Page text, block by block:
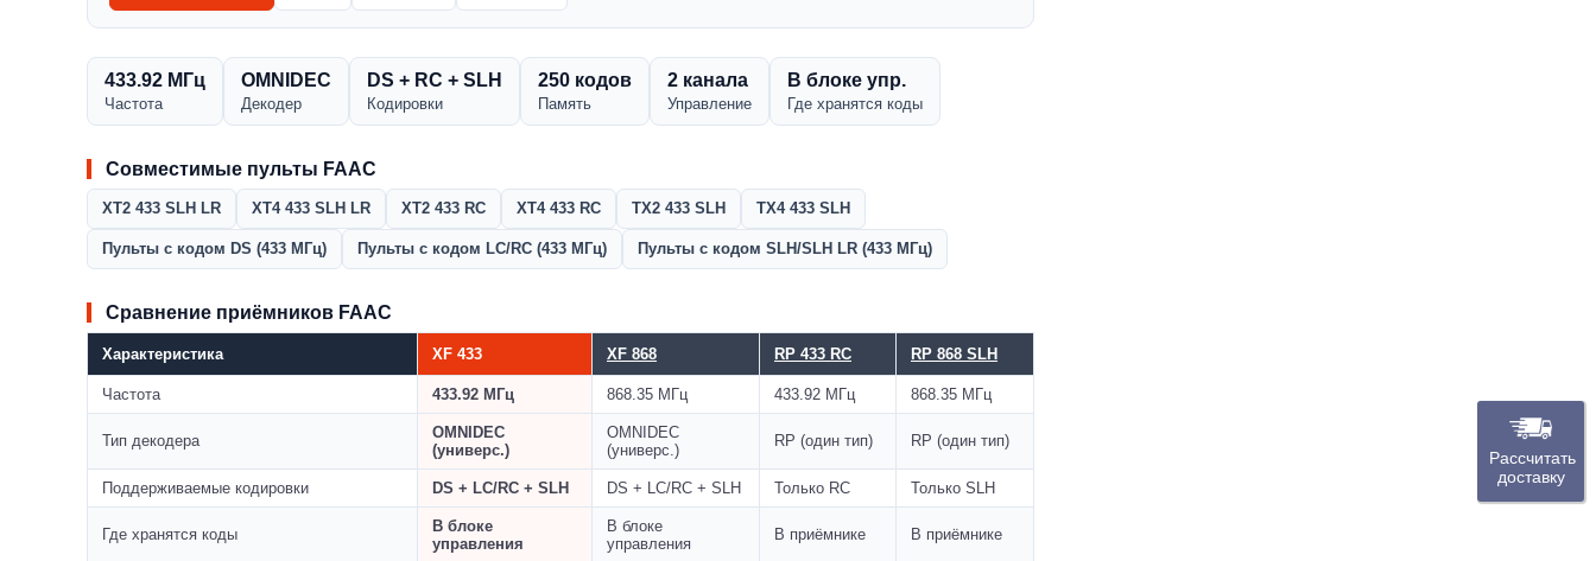
433.92 МГц
Частота
OMNIDEC
Декодер
DS + RC + SLH
Кодировки
250 кодов
Память
2 канала
Управление
В блоке упр.
Где хранятся коды
Совместимые пульты FAAC
XT2 433 SLH LR XT4 433 SLH LR XT2 433 RC XT4 433 RC TX2 433 SLH TX4 433 SLH
Пульты с кодом DS (433 МГц) Пульты с кодом LC/RC (433 МГц) Пульты с кодом SLH/SLH LR (433 МГц)
Сравнение приёмников FAAC
Характеристика XF 433 XF 868 RP 433 RC RP 868 SLH
Частота 433.92 МГц 868.35 МГц 433.92 МГц 868.35 МГц
Тип декодера
OMNIDEC
(универс.)
OMNIDEC
(универс.)
RP (один тип) RP (один тип)
Поддерживаемые кодировки DS + LC/RC + SLH DS + LC/RC + SLH Только RC Только SLH
Где хранятся коды
В блоке
управления
В блоке
управления
В приёмнике В приёмнике
Рассчитать
доставку